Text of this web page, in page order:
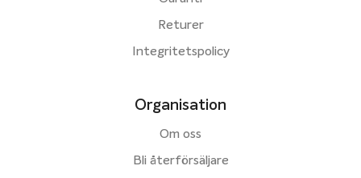
Returer
Integritetspolicy
Organisation
Om oss
Bli återförsäljare